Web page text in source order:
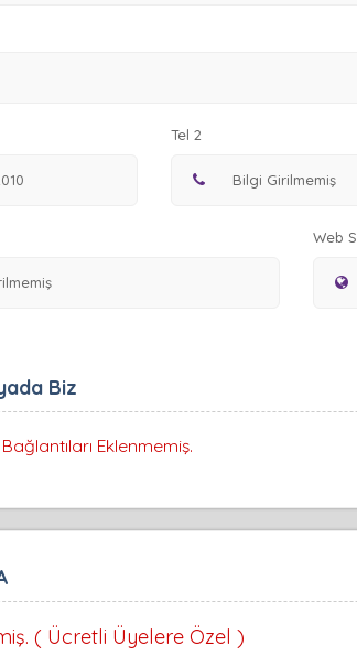
Tel 2
Web
Biz
Eklenmemiş.
( Ücretli Üyelere Özel )